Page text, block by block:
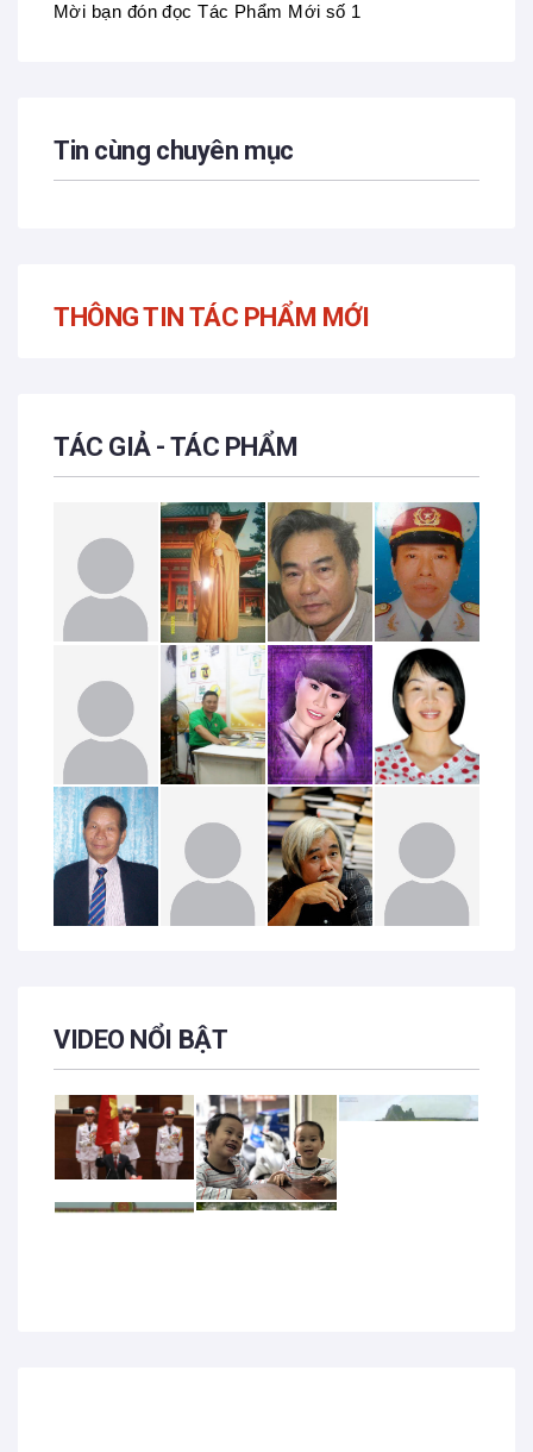
Mời bạn đón đọc Tác Phẩm Mới số 1
Tin cùng chuyên mục
THÔNG TIN TÁC PHẨM MỚI
TÁC GIẢ - TÁC PHẨM
VIDEO NỔI BẬT